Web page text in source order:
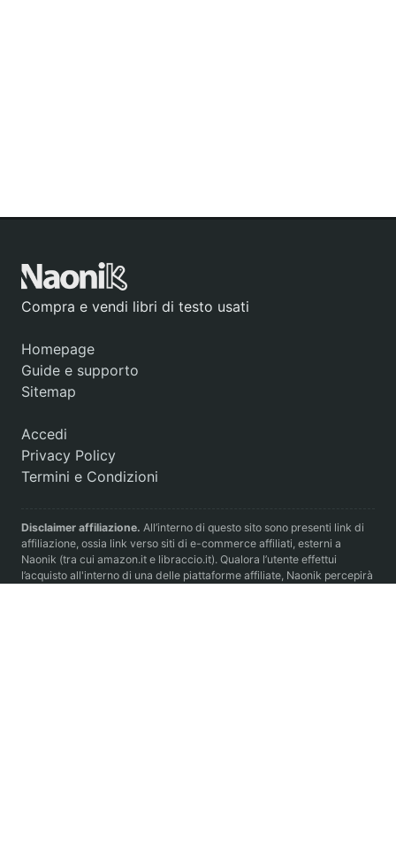
Compra e vendi libri di testo usati
Homepage
Guide e supporto
Sitemap
Accedi
Privacy Policy
Termini e Condizioni